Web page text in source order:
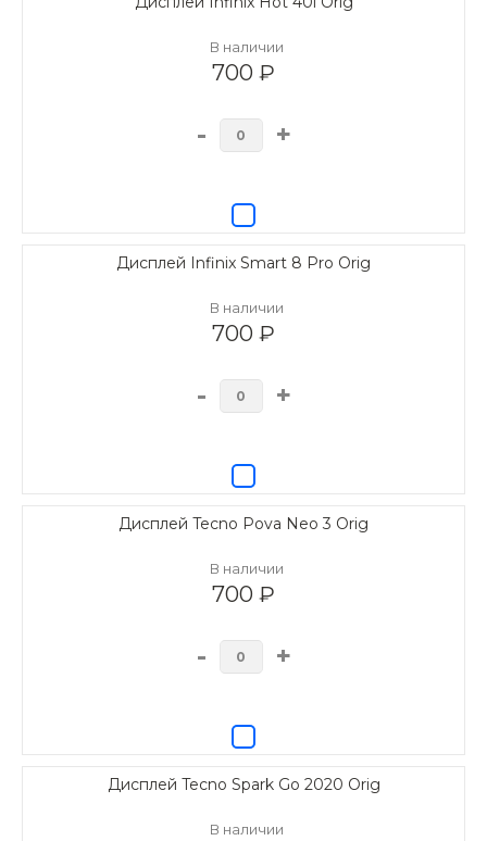
В наличии
700 ₽
- +
Дисплей Infinix Smart 8 Pro Orig
В наличии
700 ₽
- +
Дисплей Tecno Pova Neo 3 Orig
В наличии
700 ₽
- +
Дисплей Tecno Spark Go 2020 Orig
В наличии